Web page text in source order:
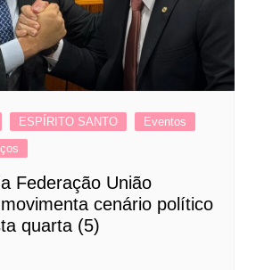
ESPÍRITO SANTO
Eventos
Federação União
cenário político
quarta (5)